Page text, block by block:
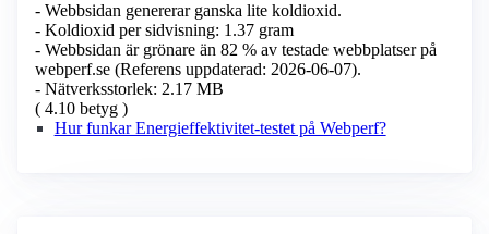
- Webbsidan genererar ganska lite koldioxid.
- Koldioxid per sidvisning: 1.37 gram
- Webbsidan är grönare än 82 % av testade webbplatser på
webperf.se (Referens uppdaterad: 2026-06-07).
- Nätverksstorlek: 2.17 MB
( 4.10 betyg )
Hur funkar Energieffektivitet-testet på Webperf?